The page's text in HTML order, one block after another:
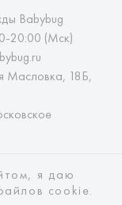
Babybug
20:00 (Мск)
Масловка, 18Б,
я даю
cookie.